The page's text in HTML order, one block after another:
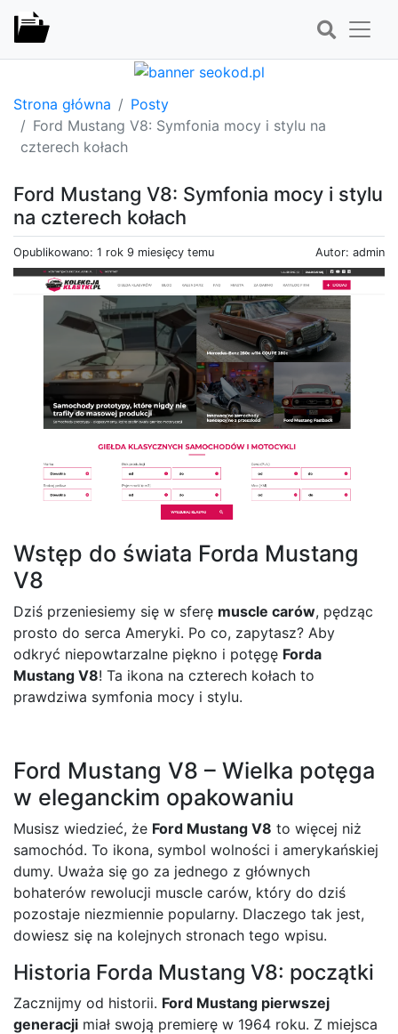
Strona główna
Posty
Ford Mustang V8: Symfonia mocy i stylu na
czterech kołach
Ford Mustang V8: Symfonia mocy i stylu
na czterech kołach
Opublikowano: 1 rok 9 miesięcy temu Autor: admin
Wstęp do świata Forda Mustang
V8
Dziś przeniesiemy się w sferę muscle carów, pędząc
prosto do serca Ameryki. Po co, zapytasz? Aby
odkryć niepowtarzalne piękno i potęgę Forda
Mustang V8! Ta ikona na czterech kołach to
prawdziwa symfonia mocy i stylu.
Ford Mustang V8 – Wielka potęga
w eleganckim opakowaniu
Musisz wiedzieć, że Ford Mustang V8 to więcej niż
samochód. To ikona, symbol wolności i amerykańskiej
dumy. Uważa się go za jednego z głównych
bohaterów rewolucji muscle carów, który do dziś
pozostaje niezmiennie popularny. Dlaczego tak jest,
dowiesz się na kolejnych stronach tego wpisu.
Historia Forda Mustang V8: początki
Zacznijmy od historii. Ford Mustang pierwszej
generacji miał swoją premierę w 1964 roku. Z miejsca